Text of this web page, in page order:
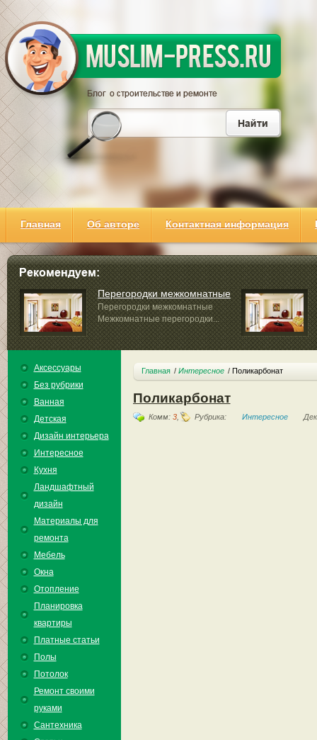
Главная Об авторе Контактная информация
Перегородки межкомнатные
Перегородки межкомнатные
Межкомнатные перегородки...
Аксессуары
Без рубрики
Ванная
Детская
Дизайн интерьера
Интересное
Кухня
Ландшафтный
дизайн
Материалы для
ремонта
Мебель
Окна
Отопление
Планировка
квартиры
Платные статьи
Полы
Потолок
Ремонт своими
руками
Сантехника
Главная Интересное Поликарбонат
Поликарбонат
Комм: 3, Рубрика: Интересное